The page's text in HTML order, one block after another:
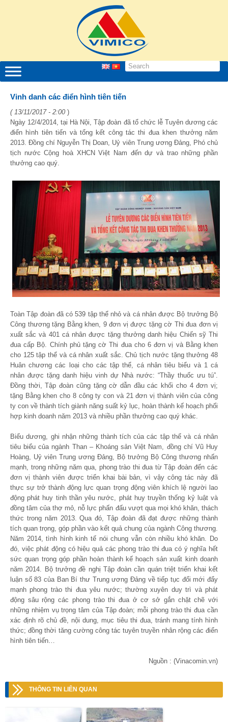
Vinh danh các điển hình tiên tiến
( 13/11/2017 - 2:00 )
Ngày 12/4/2014, tại Hà Nội, Tập đoàn đã tổ chức lễ Tuyên dương các
điển hình tiên tiến và tổng kết công tác thi đua khen thưởng năm
2013. Đồng chí Nguyễn Thị Doan, Uỷ viên Trung ương Đảng, Phó chủ
tịch nước Cộng hoà XHCN Việt Nam đến dự và trao những phần
thưởng cao quý.
Toàn Tập đoàn đã có 539 tập thể nhỏ và cá nhân được Bộ trưởng Bộ
Công thương tặng Bằng khen, 9 đơn vị được tặng cờ Thi đua đơn vị
xuất sắc và 401 cá nhân được tặng thưởng danh hiệu Chiến sỹ Thi
đua cấp Bộ. Chính phủ tặng cờ Thi đua cho 6 đơn vị và Bằng khen
cho 125 tập thể và cá nhân xuất sắc. Chủ tịch nước tặng thưởng 48
Huân chương các loại cho các tập thể, cá nhân tiêu biểu và 1 cá
nhân được tặng danh hiệu vinh dự Nhà nước: “Thầy thuốc ưu tú”.
Đồng thời, Tập đoàn cũng tặng cờ dẫn đầu các khối cho 4 đơn vị;
tặng Bằng khen cho 8 công ty con và 21 đơn vị thành viên của công
ty con về thành tích giành năng suất kỷ lục, hoàn thành kế hoạch phối
hợp kinh doanh năm 2013 và nhiều phần thưởng cao quý khác.
Biểu dương, ghi nhận những thành tích của các tập thể và cá nhân
tiêu biểu của ngành Than – Khoáng sản Việt Nam, đồng chí Vũ Huy
Hoàng, Uỷ viên Trung ương Đảng, Bộ trưởng Bộ Công thương nhấn
mạnh, trong những năm qua, phong trào thi đua từ Tập đoàn đến các
đơn vị thành viên được triển khai bài bản, vì vậy công tác này đã
thực sự trở thành động lực quan trọng động viên khích lệ người lao
động phát huy tinh thần yêu nước, phát huy truyền thống kỷ luật và
đồng tâm của thợ mỏ, nỗ lực phấn đấu vượt qua mọi khó khăn, thách
thức trong năm 2013. Qua đó, Tập đoàn đã đạt được những thành
tích quan trọng, góp phần vào kết quả chung của ngành Công thương.
Năm 2014, tình hình kinh tế nói chung vẫn còn nhiều khó khăn. Do
đó, việc phát động có hiệu quả các phong trào thi đua có ý nghĩa hết
sức quan trọng góp phần hoàn thành kế hoạch sản xuất kinh doanh
năm 2014. Bộ trưởng đề nghị Tập đoàn cần quán triệt triển khai kết
luận số 83 của Ban Bí thư Trung ương Đảng về tiếp tục đổi mới đẩy
mạnh phong trào thi đua yêu nước; thường xuyên duy trì và phát
động sâu rộng các phong trào thi đua ở cơ sở gắn chặt chẽ với
những nhiệm vụ trọng tâm của Tập đoàn; mỗi phong trào thi đua cần
xác định rõ chủ đề, nội dung, mục tiêu thi đua, tránh mang tính hình
thức; đồng thời tăng cường công tác tuyên truyền nhân rộng các điển
hình tiên tiến…
Nguồn : (Vinacomin.vn)
THÔNG TIN LIÊN QUAN